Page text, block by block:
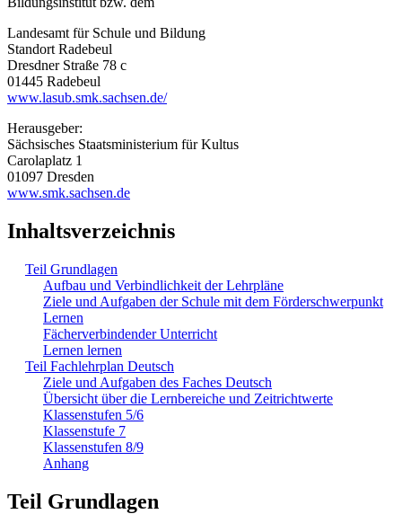
Landesamt für Schule und Bildung
Standort Radebeul
Dresdner Straße 78 c
01445 Radebeul
www.lasub.smk.sachsen.de/
Herausgeber:
Sächsisches Staatsministerium für Kultus
Carolaplatz 1
01097 Dresden
www.smk.sachsen.de
Inhaltsverzeichnis
Teil Grundlagen
Aufbau und Verbindlichkeit der Lehrpläne
Ziele und Aufgaben der Schule mit dem Förderschwerpunkt
Lernen
Fächerverbindender Unterricht
Lernen lernen
Teil Fachlehrplan Deutsch
Ziele und Aufgaben des Faches Deutsch
Übersicht über die Lernbereiche und Zeitrichtwerte
Klassenstufen 5/6
Klassenstufe 7
Klassenstufen 8/9
Anhang
Teil Grundlagen